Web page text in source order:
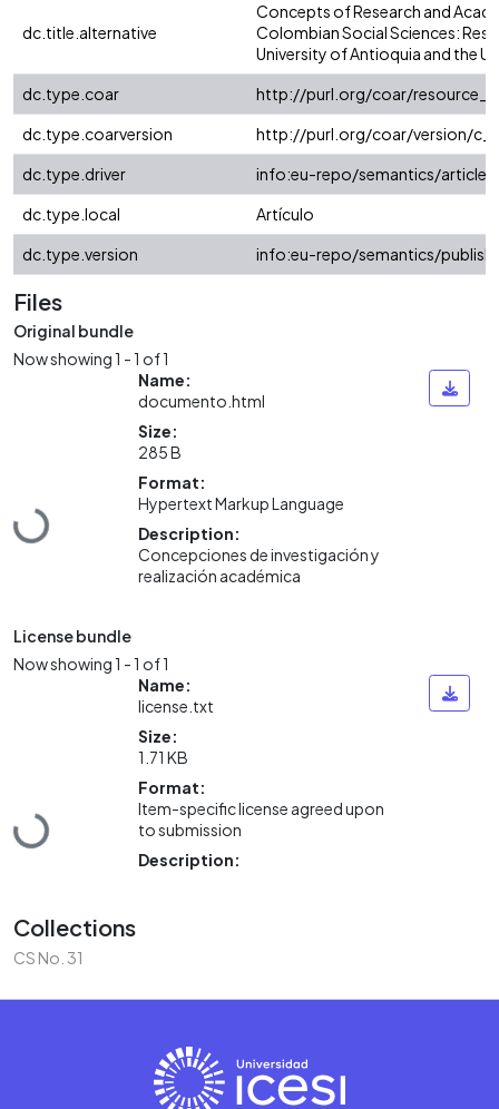
dc.title.alternative
Concepts of Research and
Colombian Social Sciences:
University of Antioquia and the
dc.type.coar
http://purl.org/coar/
dc.type.coarversion
http://purl.org/coar/version/
dc.type.driver
info:eu-repo/semantics/article
dc.type.local
Artículo
dc.type.version
info:eu-repo/semantics/
Files
Original bundle
Now showing1 - 1 of 1
Loading...
Name:
documento.html
Size:
285 B
Format:
Hypertext Markup Language
Description:
Concepciones de investigación y
realización académica
License bundle
Now showing1 - 1 of 1
Loading...
Name:
license.txt
Size:
1.71 KB
Format:
Item-specific license agreed upon
to submission
Description:
Collections
CS No. 31